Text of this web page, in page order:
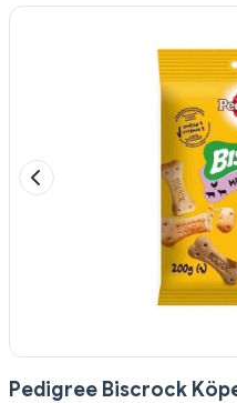
Pedigree Biscrock